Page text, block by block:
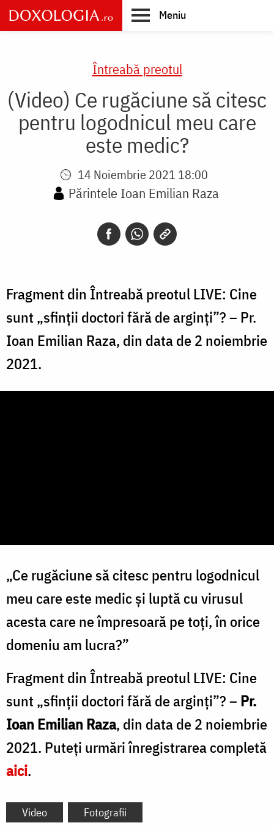
Skip
to
main
Meniu
Întreabă preotul
(Video) Ce rugăciune să citesc
pentru logodnicul meu care
este medic?
14 Noiembrie 2021 18:00
Părintele Ioan Emilian Raza
Fragment din Întreabă preotul LIVE: Cine
sunt „sfinții doctori fără de arginți”? – Pr.
Ioan Emilian Raza, din data de 2 noiembrie
2021.
„Ce rugăciune să citesc pentru logodnicul
meu care este medic și luptă cu virusul
acesta care ne împresoară pe toți, în orice
domeniu am lucra?”
Fragment din Întreabă preotul LIVE: Cine
sunt „sfinții doctori fără de arginți”? – Pr.
Ioan Emilian Raza, din data de 2 noiembrie
2021. Puteți urmări înregistrarea completă
aici.
Video Fotografii